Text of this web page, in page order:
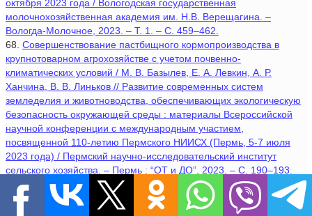
октября 2023 года / Вологодская государственная
молочнохозяйственная академия им. Н.В. Верещагина. –
Вологда-Молочное, 2023. – Т. 1. – С. 459–462.
68. Совершенствование пастбищного кормопроизводства в
крупнотоварном агрохозяйстве с учетом почвенно-
климатических условий / М. В. Базылев, Е. А. Левкин, А. Р.
Ханчина, В. В. Линьков // Развитие современных систем
земледелия и животноводства, обеспечивающих экологическую
безопасность окружающей среды : материалы Всероссийской
научной конференции с международным участием,
посвященной 110-летию Пермского НИИСХ (Пермь, 5-7 июля
2023 года) / Пермский научно-исследовательский институт
сельского хозяйства. – Пермь : “ОТ и ДО”, 2023. – С. 190–193.
69. Социокультурная политика органов власти Республики
Беларусь на территории крупнотоварного агрохозяйства ОАО
«Александрийское» Шкловского района: стимулирование